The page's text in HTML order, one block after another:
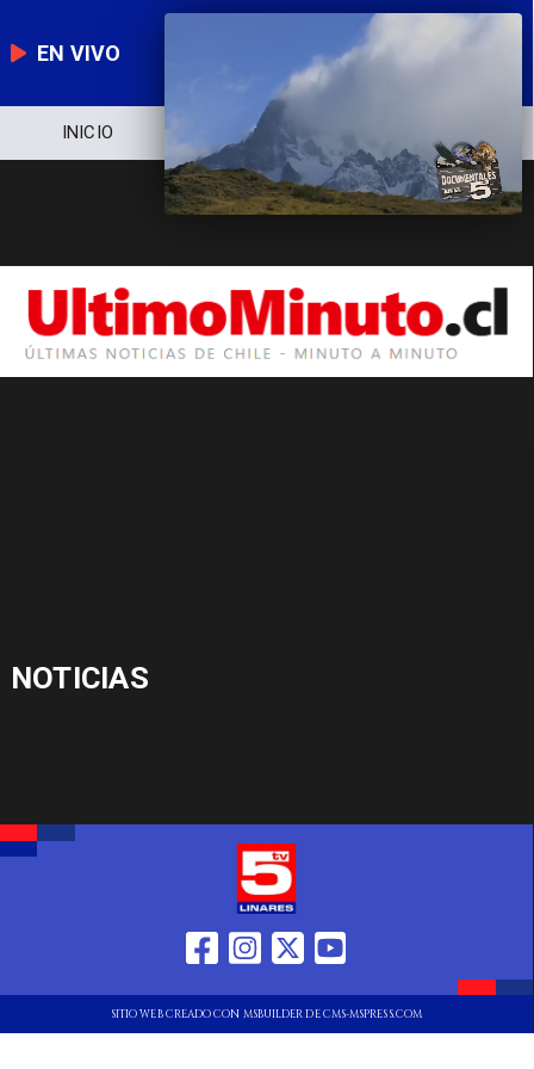
EN VIVO
INICIO NOTICIERO
NOTICIAS
SITIO WEB CREADO CON MSBUILDER DE CMS-MSPRESS.COM